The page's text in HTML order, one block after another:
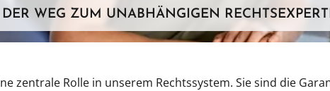
WEG ZUM UNABHÄNGIGEN
zentrale Rolle in unserem Rechtssystem. Sie sind die